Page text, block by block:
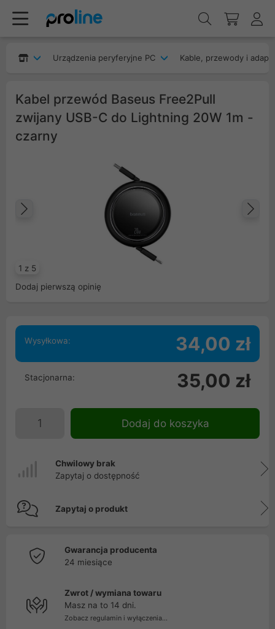
Urządzenia peryferyjne PC Kable, przewody i
Kabel przewód Baseus Free2Pull
zwijany USB-C do Lightning 20W 1m -
czarny
1 z 5
Poprzedni
Dodaj pierwszą opinię
Wysyłkowa: 34,00 zł
Stacjonarna: 35,00 zł
Dodaj do koszyka
Chwilowy brak
Zapytaj o dostępność
Zapytaj o produkt
Gwarancja producenta
24 miesiące
Zwrot / wymiana towaru
Masz na to 14 dni.
Zobacz regulamin i wyłączenia...